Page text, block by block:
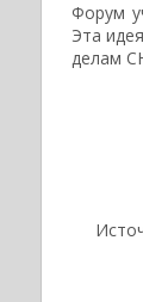
Форум
Эта
делам